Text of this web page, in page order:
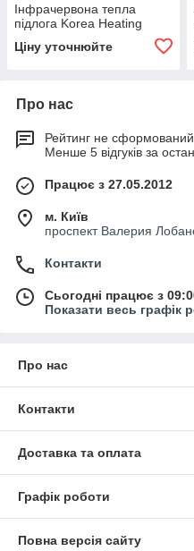
Інфрачервона тепла
підлога Korea Heating
Ціну уточнюйте
Про нас
Рейтинг не сформований
Менше 5 відгуків за
Працює з 27.05.2012
м. Київ
проспект Валерия
Контакти
Сьогодні працює з
Показати весь графік
Про нас
Контакти
Доставка та оплата
Графік роботи
Повна версія сайту